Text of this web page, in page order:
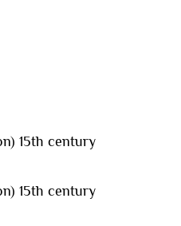
15th century
15th century